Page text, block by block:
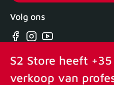
Volg ons
Facebook
Instagram
YouTube
S2 Store heeft
verkoop van